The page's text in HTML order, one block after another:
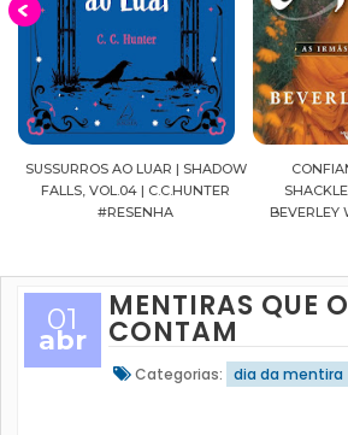
SUSSURROS AO LUAR | SHADOW
FALLS, VOL.04 | C.C.HUNTER
#RESENHA
BEVERLEY
01
abr
MENTIRAS QUE
CONTAM
Categorias: dia da mentira